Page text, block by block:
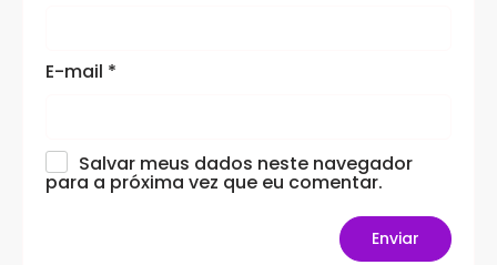
E-mail *
Salvar meus dados neste navegador
para a próxima vez que eu comentar.